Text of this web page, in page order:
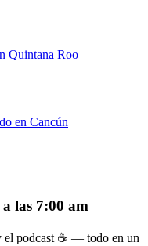
Quintana Roo
en Cancún
las 7:00 am
el podcast ☕ — todo en un